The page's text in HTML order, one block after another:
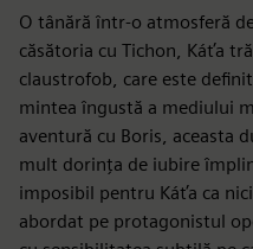
O tânără într-o atmosferă
căsătoria cu Tichon, Káťa
claustrofob, care este
mintea îngustă a mediului
aventură cu Boris, aceasta
mult dorința de iubire
imposibil pentru Káťa ca
abordat pe protagonistul